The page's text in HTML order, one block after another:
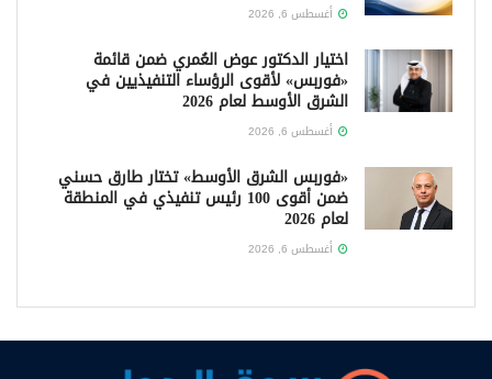
أغسطس 6, 2026
اختيار الدكتور عوض العُمري ضمن قائمة
«فوربس» لأقوى الرؤساء التنفيذيين في
الشرق الأوسط لعام 2026
أغسطس 6, 2026
«فوربس الشرق الأوسط» تختار طارق حسني
ضمن أقوى 100 رئيس تنفيذي في المنطقة
لعام 2026
أغسطس 6, 2026